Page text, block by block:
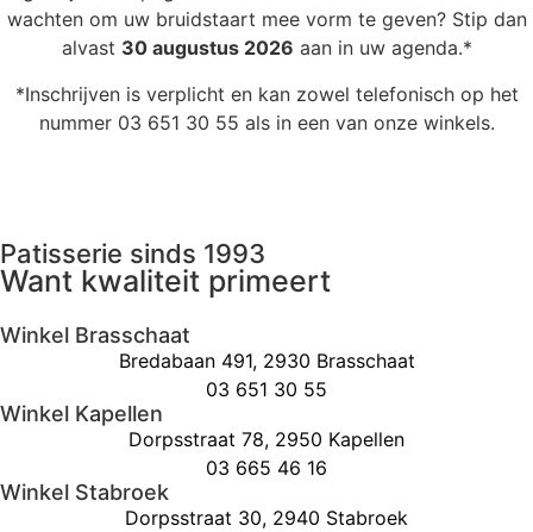
wachten om uw bruidstaart mee vorm te geven? Stip dan
alvast 30 augustus 2026 aan in uw agenda.*
*Inschrijven is verplicht en kan zowel telefonisch op het
nummer 03 651 30 55 als in een van onze winkels.
Patisserie sinds 1993
Want kwaliteit primeert
Winkel Brasschaat
Bredabaan 491, 2930 Brasschaat
03 651 30 55
Winkel Kapellen
Dorpsstraat 78, 2950 Kapellen
03 665 46 16
Winkel Stabroek
Dorpsstraat 30, 2940 Stabroek